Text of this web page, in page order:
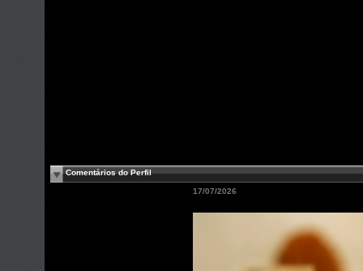
Comentários do Perfil
17/07/2026